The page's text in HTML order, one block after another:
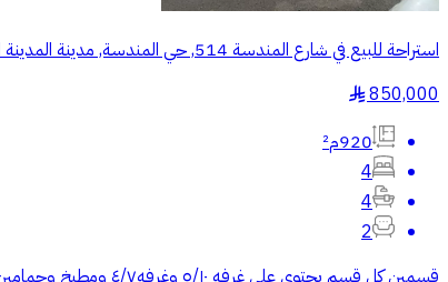
استراحة للبيع في شارع المندسة 514, حي المندسة, مدينة المدينة المنورة, منطقة المدينة المنورة
850,000
§
920م²
4
4
2